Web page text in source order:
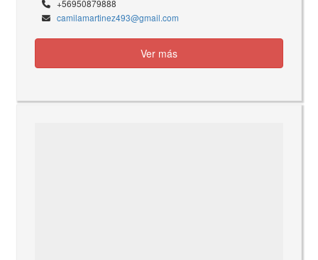
+56950879888
camilamartinez493@gmail.com
Ver más